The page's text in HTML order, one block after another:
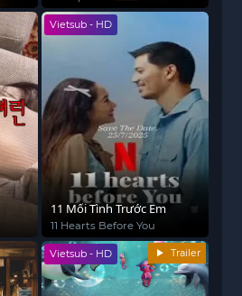
Vietsub - HD
11 Mối Tình Trước Em
11 Hearts Before You
Vietsub - HD Trailer